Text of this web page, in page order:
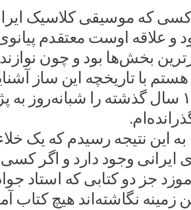
که موسیقی کلاسیک
و علاقه‌ اوست معتقدم
بخش‌ها بود و چون
هستم با تاریخچه این ساز
دارم و تمام ۱۵ سال گذشته را شبانه‌روز
در سال ۱۳۹۱ به این نتیجه رسیدم که یک
ایرانی وجود دارد و اگر
جز دو کتابی که استاد
زمینه نگا‌شته‌اند هیچ کتاب